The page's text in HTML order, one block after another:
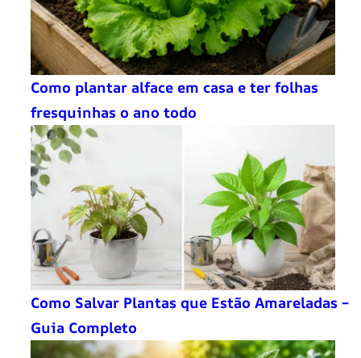
Como plantar alface em casa e ter folhas
fresquinhas o ano todo
Como Salvar Plantas que Estão Amareladas –
Guia Completo